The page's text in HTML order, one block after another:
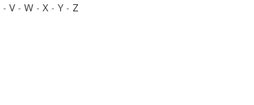
- V- W - X - Y - Z